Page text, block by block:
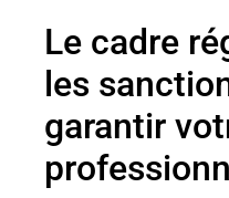
Le cadre
les
garantir